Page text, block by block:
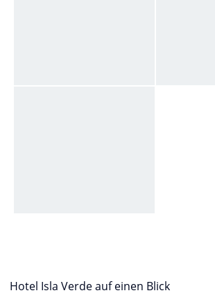
Hotel Isla Verde auf einen Blick